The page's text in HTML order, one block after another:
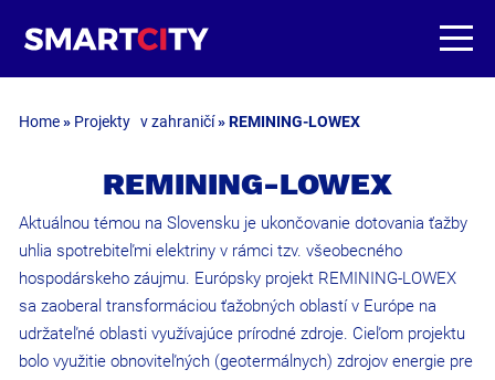
Home» Projekty v zahraničí»REMINING-LOWEX
REMINING-LOWEX
Aktuálnou témou na Slovensku je ukončovanie dotovania ťažby
uhlia spotrebiteľmi elektriny v rámci tzv. všeobecného
hospodárskeho záujmu. Európsky projekt REMINING-LOWEX
sa zaoberal transformáciou ťažobných oblastí v Európe na
udržateľné oblasti využívajúce prírodné zdroje. Cieľom projektu
bolo využitie obnoviteľných (geotermálnych) zdrojov energie pre